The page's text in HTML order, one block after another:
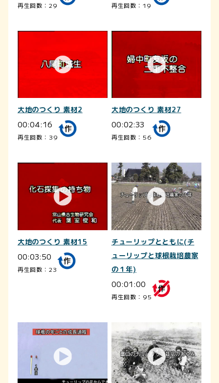
再生回数：29 再生回数：19
大地のつくり 素材2
00:04:16
再生回数：39
大地のつくり 素材27
00:02:33
再生回数：56
大地のつくり 素材15
00:03:50
再生回数：23
チューリップとともに(チ
ューリップと球根栽培農家
の１年)
00:01:00
再生回数：95